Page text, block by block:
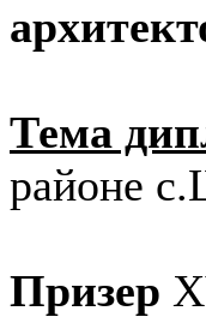
Тема
районе
Призер